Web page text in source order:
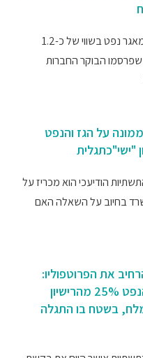
רישיון "חתרורים" באזור ים המלח מכיל מאגר נפט בשווי של כ-1.2
הבוקר החברות
על הגז והנפט
"ישי"כתגלית
הודיעכי הוא מכריז על
בחיוב על השאלה האם
את הפרוטפוליו:
קיבלה מהממונה על ענייני הגז והנפט 25% מהרישיון
בשטח בו התגלה